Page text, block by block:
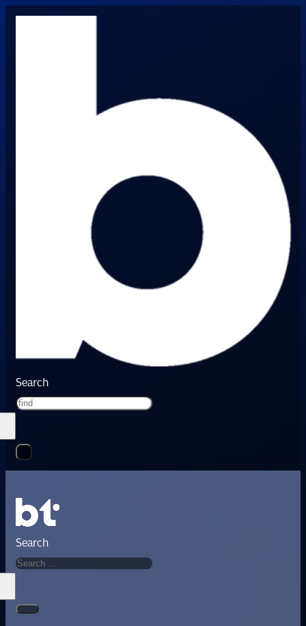
Search
Search